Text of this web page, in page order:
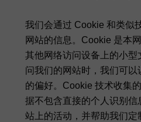
我们会通过 Cookie 和类似
网站的信息。Cookie 是本
其他网络访问设备上的小
问我们的网站时，我们可
的偏好。Cookie 技术收集
据不包含直接的个人识别信
站上的活动，并帮助我们